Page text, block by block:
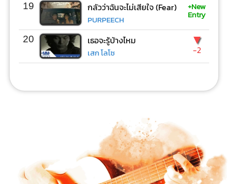
19 กลัวว่าฉันจะไม่เสียใจ (Fear)
PURPEECH
+New
Entry
20 เธอจะรู้บ้างไหม
เสก โลโซ
▼
-2